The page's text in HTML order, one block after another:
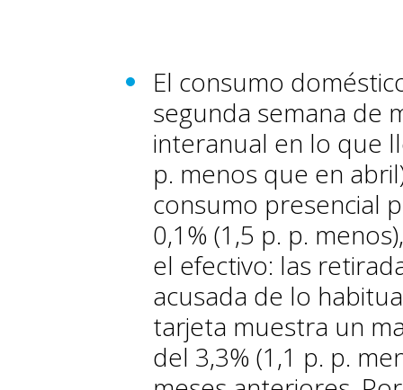
El consumo
segunda semana de
interanual en lo que
p. menos que en
consumo presencial
0,1% (1,5 p. p.
el efectivo: las
acusada de lo
tarjeta muestra un
del 3,3% (1,1 p. p.